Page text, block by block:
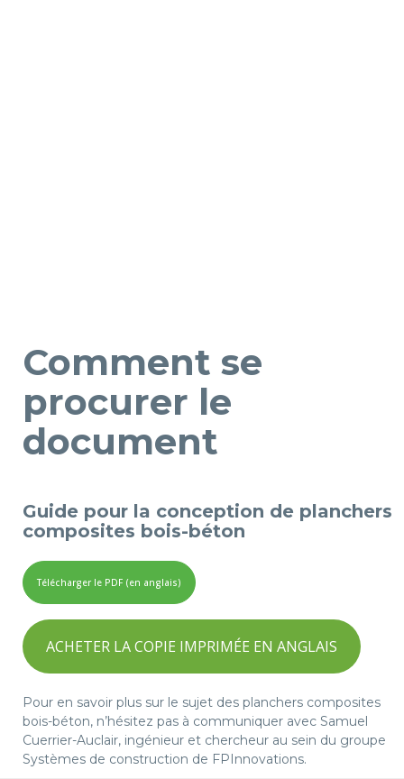
Comment se
procurer le
document
Guide pour la conception de planchers
composites bois-béton
Télécharger le PDF (en anglais)
ACHETER LA COPIE IMPRIMÉE EN ANGLAIS
Pour en savoir plus sur le sujet des planchers composites
bois-béton, n’hésitez pas à communiquer avec Samuel
Cuerrier-Auclair, ingénieur et chercheur au sein du groupe
Systèmes de construction de FPInnovations.